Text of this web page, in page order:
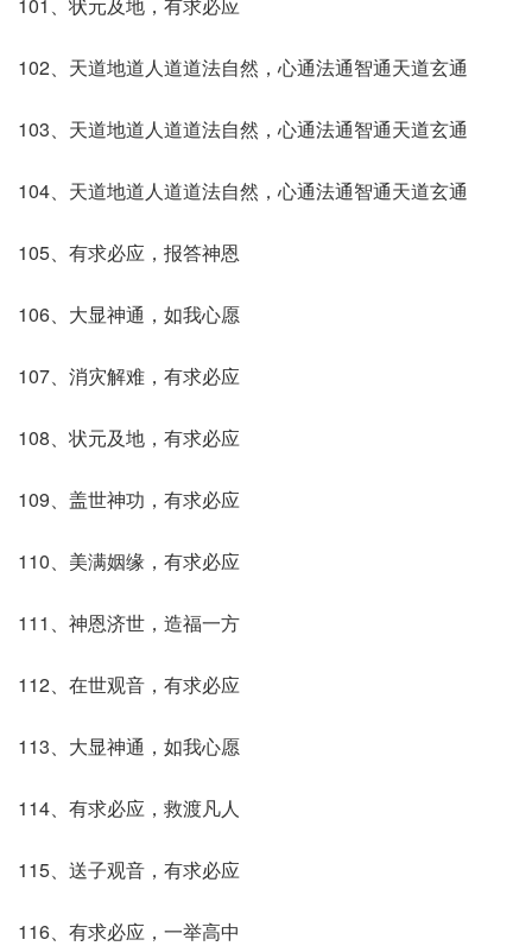
102、天道地道人道道法自然，心通法通智通天道玄通
103、天道地道人道道法自然，心通法通智通天道玄通
104、天道地道人道道法自然，心通法通智通天道玄通
105、有求必应，报答神恩
106、大显神通，如我心愿
107、消灾解难，有求必应
108、状元及地，有求必应
109、盖世神功，有求必应
110、美满姻缘，有求必应
111、神恩济世，造福一方
112、在世观音，有求必应
113、大显神通，如我心愿
114、有求必应，救渡凡人
115、送子观音，有求必应
116、有求必应，一举高中